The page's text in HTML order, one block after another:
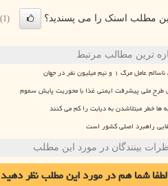
مطلب اسنک را می پسندید؟ (1)
ترین مطالب مرتبط
مرگ ۱ و نیم میلیون نفر در جهان
طرح ملی پیشرفت ایمنی غذا با محوریت پایش سموم
ها خطر مبتلاشدن به دیابت را کم می کنند
راهبرد اصلی کشور است
بینندگان در مورد این مطلب
لطفا شما همدر مورد این مطلبنظر دهید